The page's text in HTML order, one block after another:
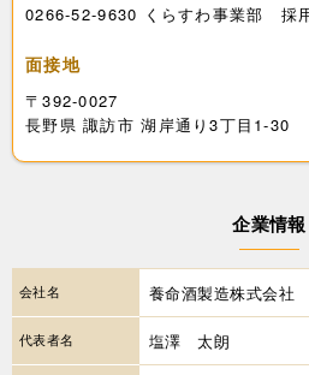
0266-52-9630 くらすわ事業部 採
面接地
〒392-0027
長野県 諏訪市 湖岸通り3丁目1-30
企業情報
会社名 養命酒製造株式会社
代表者名 塩澤 太朗